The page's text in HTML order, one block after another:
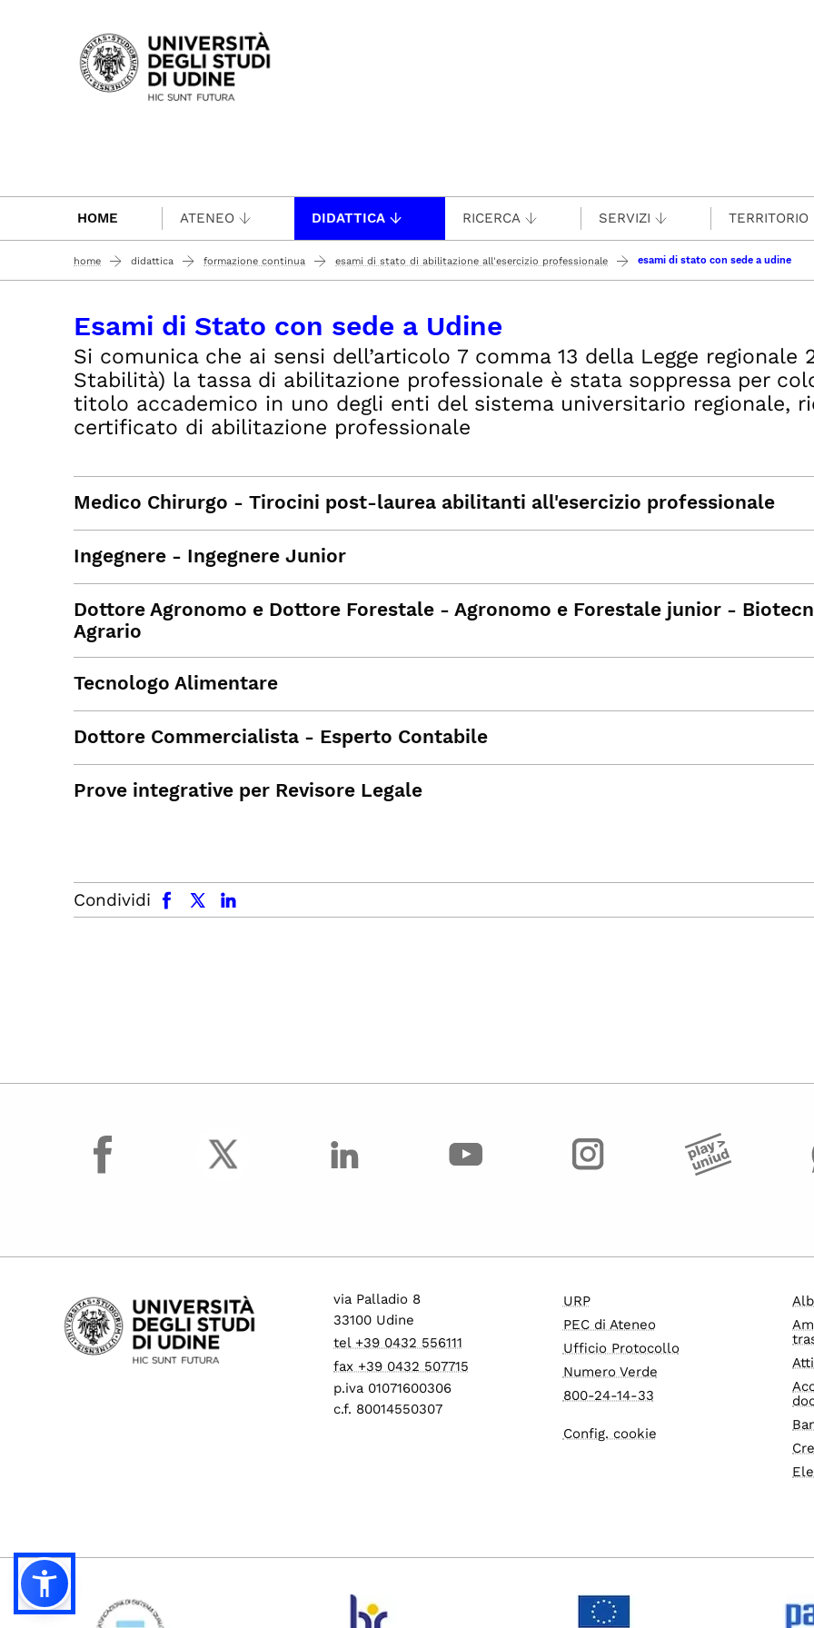
Passa al contenuto principale
HOME ATENEO DIDATTICA RICERCA SERVIZI
home didattica formazione continua esami di stato di abilitazione all'esercizio professionale esami di stato con sede a udine
Esami di Stato con sede a Udine
Si comunica che ai sensi dell’articolo 7 comma 13 della Legge regionale
Stabilità) la tassa di abilitazione professionale è stata soppressa per
titolo accademico in uno degli enti del sistema universitario regionale,
certificato di abilitazione professionale
Medico Chirurgo - Tirocini post-laurea abilitanti all'esercizio professionale
Ingegnere - Ingegnere Junior
Dottore Agronomo e Dottore Forestale - Agronomo e Forestale junior -
Agrario
Tecnologo Alimentare
Dottore Commercialista - Esperto Contabile
Prove integrative per Revisore Legale
Condividi
facebook x.com linkedin
facebook
via Palladio 8
33100 Udine
tel +39 0432 556111
fax +39 0432 507715
p.iva 01071600306
c.f. 80014550307
URP
PEC di Ateneo
Ufficio Protocollo
Numero Verde
800-24-14-33
Config. cookie